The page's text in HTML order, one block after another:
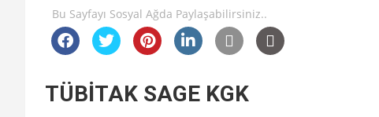
Bu Sayfayı Sosyal Ağda Paylaşabilirsiniz..
TÜBİTAK SAGE KGK